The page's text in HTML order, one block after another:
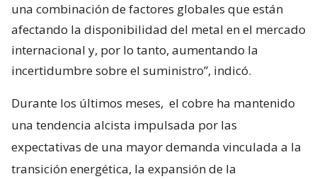
una combinación de factores globales que están
afectando la disponibilidad del metal en el mercado
internacional y, por lo tanto, aumentando la
incertidumbre sobre el suministro”, indicó.
Durante los últimos meses, el cobre ha mantenido
una tendencia alcista impulsada por las
expectativas de una mayor demanda vinculada a la
transición energética, la expansión de la